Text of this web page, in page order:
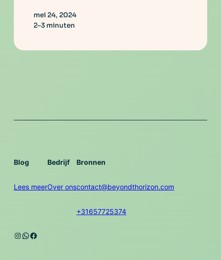
mei 24, 2024
2–3 minuten
Blog
Lees meer
Bedrijf
Over ons
Bronnen
contact@beyondthorizon.com
+31657725374
Instagram
WhatsApp
Facebook